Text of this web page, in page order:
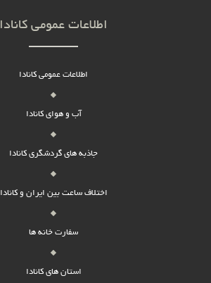
اطلاعات عمومی کانادا
اطلاعات عمومی کانادا
آب و هوای کانادا
جاذبه های گردشگری کانادا
اختلاف ساعت بین ایران و کانادا
سفارت خانه ها
استان های کانادا